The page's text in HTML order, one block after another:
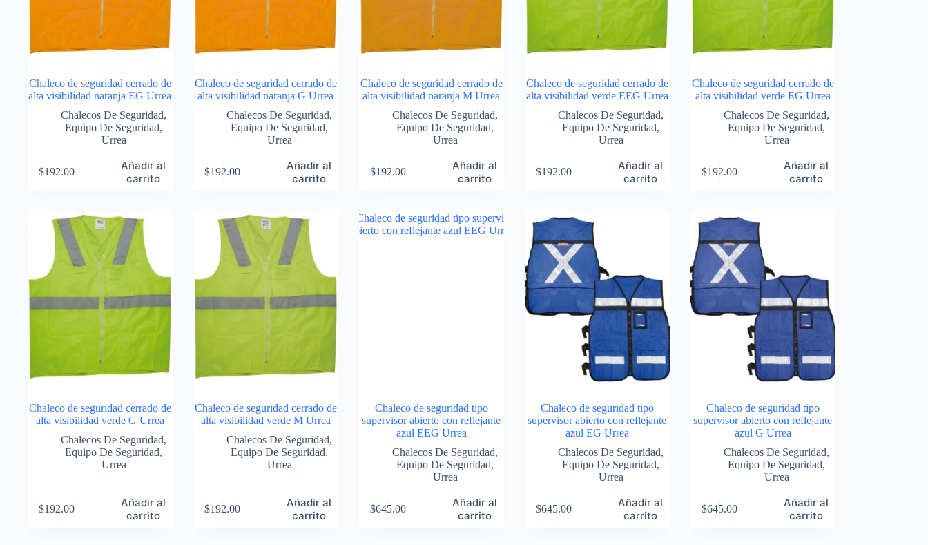
Chaleco de seguridad cerrado de
alta visibilidad naranja EG Urrea
Chalecos De Seguridad,
Equipo De Seguridad,
Urrea
$192.00
Añadir al
carrito
Chaleco de seguridad cerrado de
alta visibilidad naranja G Urrea
Chalecos De Seguridad,
Equipo De Seguridad,
Urrea
$192.00
Añadir al
carrito
Chaleco de seguridad cerrado de
alta visibilidad naranja M Urrea
Chalecos De Seguridad,
Equipo De Seguridad,
Urrea
$192.00
Añadir al
carrito
Chaleco de seguridad cerrado de
alta visibilidad verde EEG Urrea
Chalecos De Seguridad,
Equipo De Seguridad,
Urrea
$192.00
Añadir al
carrito
Chaleco de seguridad cerrado de
alta visibilidad verde EG Urrea
Chalecos De Seguridad,
Equipo De Seguridad,
Urrea
$192.00
Añadir al
carrito
Chaleco de seguridad cerrado de
alta visibilidad verde G Urrea
Chalecos De Seguridad,
Equipo De Seguridad,
Urrea
$192.00
Añadir al
carrito
Chaleco de seguridad cerrado de
alta visibilidad verde M Urrea
Chalecos De Seguridad,
Equipo De Seguridad,
Urrea
$192.00
Añadir al
carrito
Chaleco de seguridad tipo
supervisor abierto con reflejante
azul EEG Urrea
Chalecos De Seguridad,
Equipo De Seguridad,
Urrea
$645.00
Añadir al
carrito
Chaleco de seguridad tipo
supervisor abierto con reflejante
azul EG Urrea
Chalecos De Seguridad,
Equipo De Seguridad,
Urrea
$645.00
Añadir al
carrito
Chaleco de seguridad tipo
supervisor abierto con reflejante
azul G Urrea
Chalecos De Seguridad,
Equipo De Seguridad,
Urrea
$645.00
Añadir al
carrito